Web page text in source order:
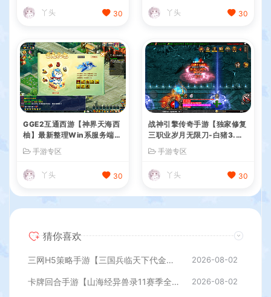
+GM授权后台+简易安卓客户
端+详细搭建教程+视频教程
丫头 30
工具+安卓+详细搭建教程
丫头 30
GGE2互通西游【神界天海西
柚】最新整理Win系服务端
工具+全套源码+详细搭建教
程
手游专区
丫头 30
战神引擎传奇手游【独家修复
三职业岁月无限刀-白猪3.
端+安卓苹果双端+GM授权后
台+详细搭建教程
手游专区
丫头 30
猜你喜欢
三网H5策略手游【三国兵临天下代金券内购七合修复版】最新整理单机一键即玩镜像端+Linux手工服务端+管理后台+GM授权后台+简易安卓客户端+详细搭建教程+视频教程 2026-08-02
卡牌回合手游【山海经异兽录11赛季全人物代金券内购版】最新整理WIN系服务端+授权GM后台+管理后台+热更修改工具+安卓+详细搭建教程 2026-08-02